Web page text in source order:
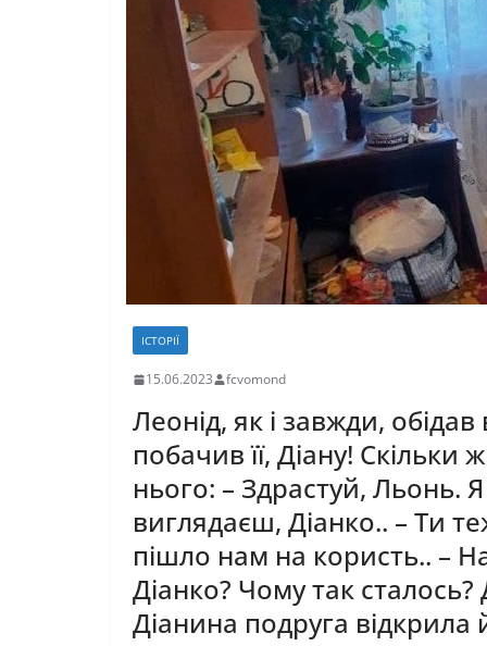
ІСТОРІЇ
15.06.2023 fcvomond
Леонід, як і завжди,
побачив її, Діану!
нього: – Здрастуй, Льонь.
виглядаєш, Діанко.. – Ти
пішло нам на користь.. –
Діанко? Чому так
Діанина подруга